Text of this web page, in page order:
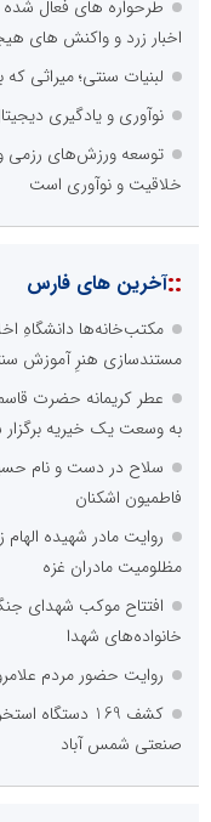
طرحواره های فعال شده
اخبار زرد و واکنش های
لبنیات سنتی؛ میراثی که
نوآوری و یادگیری
توسعه ورزش‌های رزمی
خلاقیت و نوآوری است
::آخرین های فارس
مکتب‌خانه‌ها دانشگاهِ
مستندسازی هنرِ آموزش
عطر کریمانه حضرت
به وسعت یک خیریه
سلاح در دست و نام
فاطمیون اشکنان
روایت مادر شهیده الهام
مظلومیت مادران غزه
افتتاح موکب شهدای
خانواده‌های شهدا
روایت حضور مردم
کشف 169
صنعتی شمس آباد